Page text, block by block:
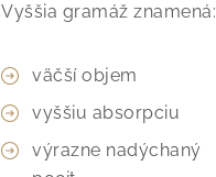
Vyššia gramáž znamená:
väčší objem
vyššiu absorpciu
výrazne nadýchaný